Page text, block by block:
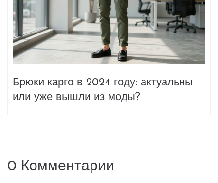
Брюки-карго в 2024 году: актуальны
или уже вышли из моды?
0 Комментарии